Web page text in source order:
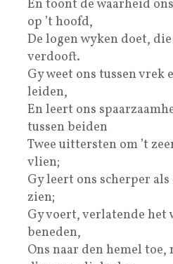
En toont de waarheid
op ’t hoofd,
De logen wyken doet,
verdooft.
Gy weet ons tussen vrek
leiden,
En leert ons
tussen beiden
Twee uittersten om ’t
vlien;
Gy leert ons scherper
zien;
Gy voert, verlatende het
beneden,
Ons naar den hemel toe,